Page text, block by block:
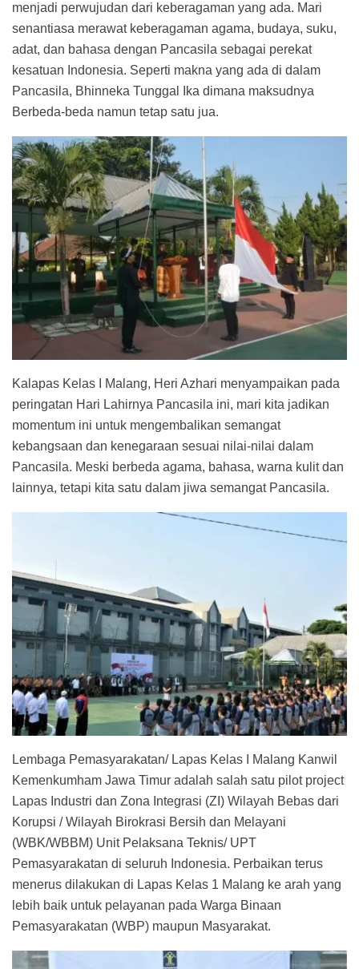
menjadi perwujudan dari keberagaman yang ada. Mari
senantiasa merawat keberagaman agama, budaya, suku,
adat, dan bahasa dengan Pancasila sebagai perekat
kesatuan Indonesia. Seperti makna yang ada di dalam
Pancasila, Bhinneka Tunggal Ika dimana maksudnya
Berbeda-beda namun tetap satu jua.
Kalapas Kelas I Malang, Heri Azhari menyampaikan pada
peringatan Hari Lahirnya Pancasila ini, mari kita jadikan
momentum ini untuk mengembalikan semangat
kebangsaan dan kenegaraan sesuai nilai-nilai dalam
Pancasila. Meski berbeda agama, bahasa, warna kulit dan
lainnya, tetapi kita satu dalam jiwa semangat Pancasila.
Lembaga Pemasyarakatan/ Lapas Kelas I Malang Kanwil
Kemenkumham Jawa Timur adalah salah satu pilot project
Lapas Industri dan Zona Integrasi (ZI) Wilayah Bebas dari
Korupsi / Wilayah Birokrasi Bersih dan Melayani
(WBK/WBBM) Unit Pelaksana Teknis/ UPT
Pemasyarakatan di seluruh Indonesia. Perbaikan terus
menerus dilakukan di Lapas Kelas 1 Malang ke arah yang
lebih baik untuk pelayanan pada Warga Binaan
Pemasyarakatan (WBP) maupun Masyarakat.